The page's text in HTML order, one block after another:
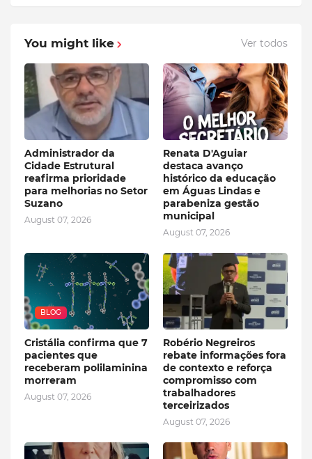
You might like Ver todos
Administrador da
Cidade Estrutural
reafirma prioridade
para melhorias no Setor
Suzano
August 07, 2026
Renata D'Aguiar
destaca avanço
histórico da educação
em Águas Lindas e
parabeniza gestão
municipal
August 07, 2026
BLOG
Cristália confirma que 7
pacientes que
receberam polilaminina
morreram
August 07, 2026
Robério Negreiros
rebate informações fora
de contexto e reforça
compromisso com
trabalhadores
terceirizados
August 07, 2026